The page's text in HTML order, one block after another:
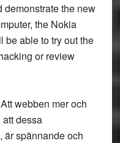
the new
the Nokia
be able to try out the
or review
webben mer och
dessa
är spännande och